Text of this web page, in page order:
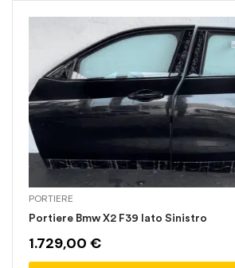
PORTIERE
Portiere Bmw X2 F39 lato Sinistro
1.729,00 €